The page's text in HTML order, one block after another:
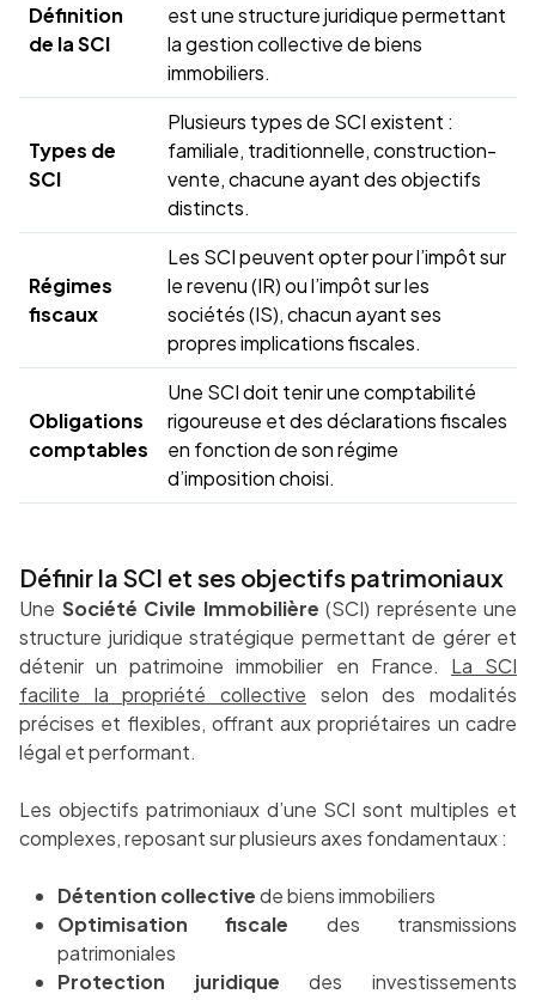
Définition
de la SCI
est une structure juridique permettant
la gestion collective de biens
immobiliers.
Types de
SCI
Plusieurs types de SCI existent :
familiale, traditionnelle, construction-
vente, chacune ayant des objectifs
distincts.
Régimes
fiscaux
Les SCI peuvent opter pour l’impôt sur
le revenu (IR) ou l’impôt sur les
sociétés (IS), chacun ayant ses
propres implications fiscales.
Obligations
comptables
Une SCI doit tenir une comptabilité
rigoureuse et des déclarations fiscales
en fonction de son régime
d’imposition choisi.
Définir la SCI et ses objectifs patrimoniaux
Une Société Civile Immobilière (SCI) représente une
structure juridique stratégique permettant de gérer et
détenir un patrimoine immobilier en France. La SCI
facilite la propriété collective selon des modalités
précises et flexibles, offrant aux propriétaires un cadre
légal et performant.
Les objectifs patrimoniaux d’une SCI sont multiples et
complexes, reposant sur plusieurs axes fondamentaux :
Détention collectivede biens immobiliers
Optimisation fiscale des transmissions
patrimoniales
Protection juridique des investissements